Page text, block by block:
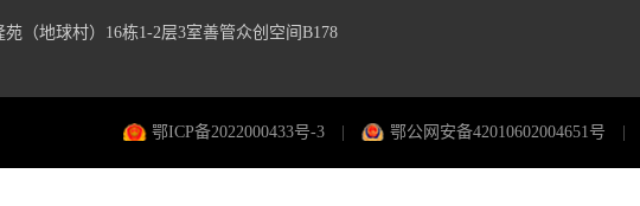
（地球村）16栋1-2层3室善管众创空间B178
鄂ICP备2022000433号-3 鄂公网安备42010602004651号